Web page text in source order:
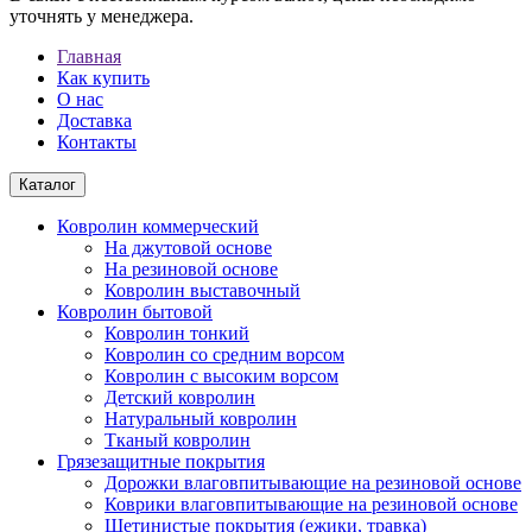
уточнять у менеджера.
Главная
Как купить
О нас
Доставка
Контакты
Каталог
Ковролин коммерческий
На джутовой основе
На резиновой основе
Ковролин выставочный
Ковролин бытовой
Ковролин тонкий
Ковролин со средним ворсом
Ковролин с высоким ворсом
Детский ковролин
Натуральный ковролин
Тканый ковролин
Грязезащитные покрытия
Дорожки влаговпитывающие на резиновой основе
Коврики влаговпитывающие на резиновой основе
Щетинистые покрытия (ежики, травка)